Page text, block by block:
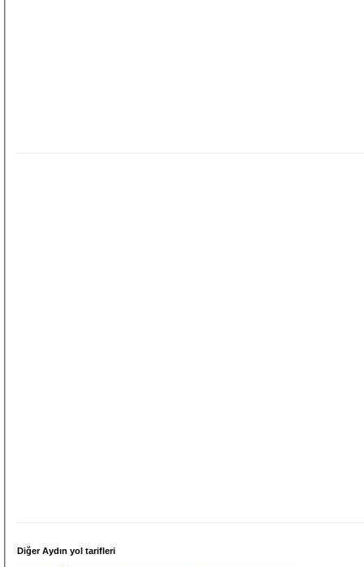
Diğer Aydın yol tarifleri